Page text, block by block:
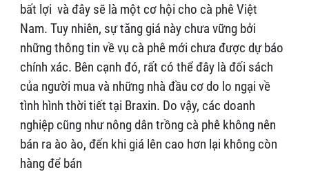
bất lợi và đây sẽ là một cơ hội cho cà phê Việt
Nam. Tuy nhiên, sự tăng giá này chưa vững bởi
những thông tin về vụ cà phê mới chưa được dự báo
chính xác. Bên cạnh đó, rất có thể đây là đối sách
của người mua và những nhà đầu cơ do lo ngại về
tình hình thời tiết tại Braxin. Do vậy, các doanh
nghiệp cũng như nông dân trồng cà phê không nên
bán ra ào ào, đến khi giá lên cao hơn lại không còn
hàng để bán